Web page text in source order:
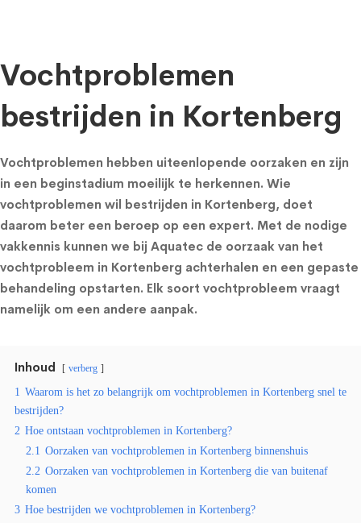
Vochtproblemen
bestrijden in Kortenberg
Vochtproblemen hebben uiteenlopende oorzaken en zijn
in een beginstadium moeilijk te herkennen. Wie
vochtproblemen wil bestrijden in Kortenberg, doet
daarom beter een beroep op een expert. Met de nodige
vakkennis kunnen we bij Aquatec de oorzaak van het
vochtprobleem in Kortenberg achterhalen en een gepaste
behandeling opstarten. Elk soort vochtprobleem vraagt
namelijk om een andere aanpak.
Inhoud verberg
1 Waarom is het zo belangrijk om vochtproblemen in Kortenberg snel te
bestrijden?
2 Hoe ontstaan vochtproblemen in Kortenberg?
2.1 Oorzaken van vochtproblemen in Kortenberg binnenshuis
2.2 Oorzaken van vochtproblemen in Kortenberg die van buitenaf
komen
3 Hoe bestrijden we vochtproblemen in Kortenberg?